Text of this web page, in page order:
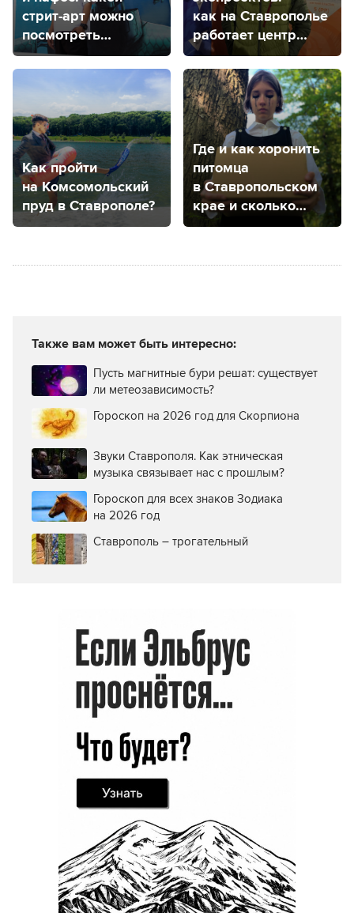
стрит-арт можно
посмотреть
в центре
Ставрополя?
как на Ставрополье
работает центр
распределения
отходов «Три
Р Центр»
Как пройти
на Комсомольский
пруд в Ставрополе?
Где и как хоронить
питомца
в Ставропольском
крае и сколько
это стоит?
Также вам может быть интересно:
Пусть магнитные бури решат: существует
ли метеозависимость?
Гороскоп на 2026 год для Скорпиона
Звуки Ставрополя. Как этническая
музыка связывает нас с прошлым?
Гороскоп для всех знаков Зодиака
на 2026 год
Ставрополь – трогательный